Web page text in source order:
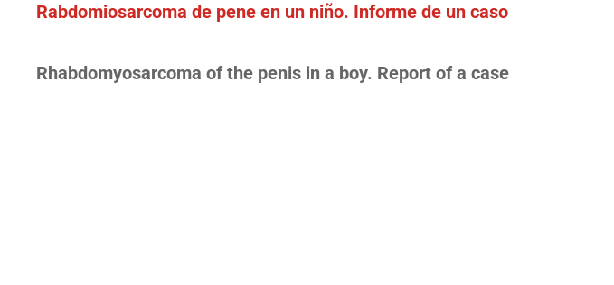
Rabdomiosarcoma de pene en un niño. Informe de un caso
Rhabdomyosarcoma of the penis in a boy. Report of a case